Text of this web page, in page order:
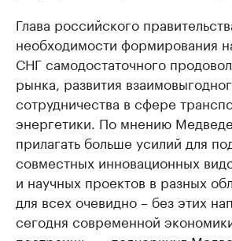
Глава российского
необходимости формирования
СНГ самодостаточного
рынка, развития
сотрудничества в сфере
энергетики. По мнению
прилагать больше усилий для
совместных инновационных
и научных проектов в разных
для всех очевидно – без этих
сегодня современной